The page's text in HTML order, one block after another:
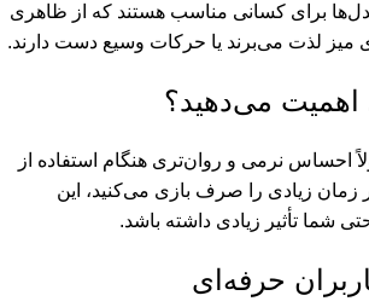
برای کسانی مناسب هستند که از ظاهری
میز لذت می‌برند یا حرکات وسیع دست دارند.
احساس نرمی و روان‌تری هنگام استفاده از
زمان زیادی را صرف بازی می‌کنید، این
شما تأثیر زیادی داشته باشد.